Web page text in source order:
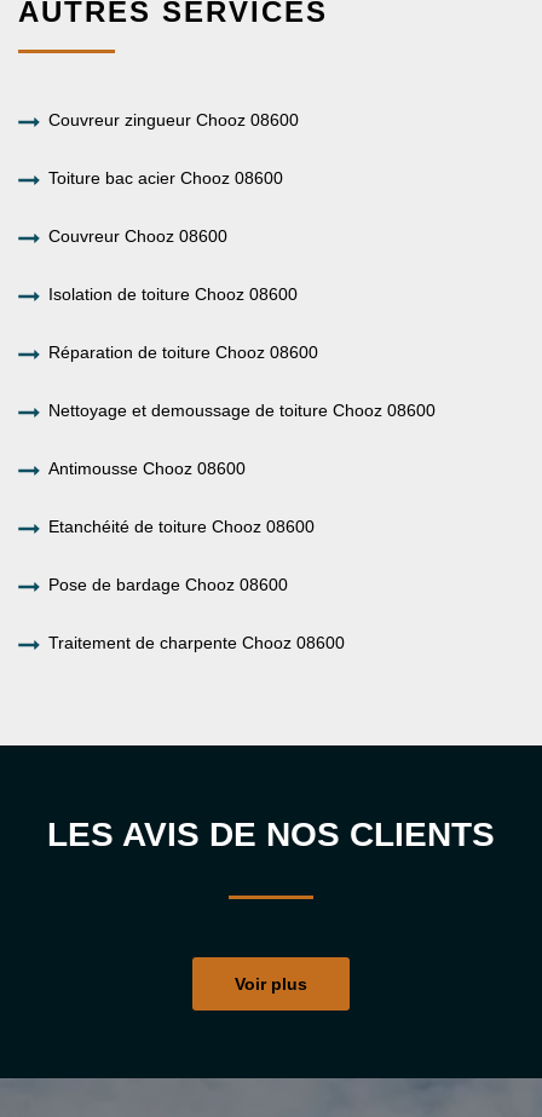
AUTRES SERVICES
Couvreur zingueur Chooz 08600
Toiture bac acier Chooz 08600
Couvreur Chooz 08600
Isolation de toiture Chooz 08600
Réparation de toiture Chooz 08600
Nettoyage et demoussage de toiture Chooz 08600
Antimousse Chooz 08600
Etanchéité de toiture Chooz 08600
Pose de bardage Chooz 08600
Traitement de charpente Chooz 08600
LES AVIS DE NOS CLIENTS
Voir plus